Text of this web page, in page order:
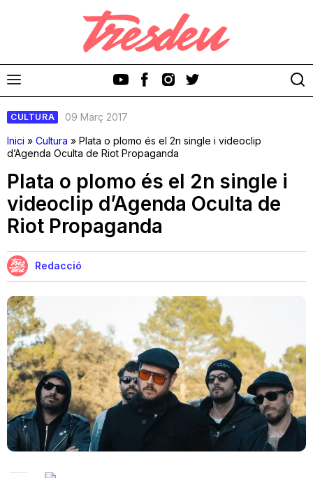
Discos
Videoclips
Festivals
Teatre
Internet
Opinió
CULTURA
09 Març 2017
Inici » Cultura » Plata o plomo és el 2n single i videoclip
d’Agenda Oculta de Riot Propaganda
Plata o plomo és el 2n single i
videoclip d’Agenda Oculta de
Riot Propaganda
Redacció